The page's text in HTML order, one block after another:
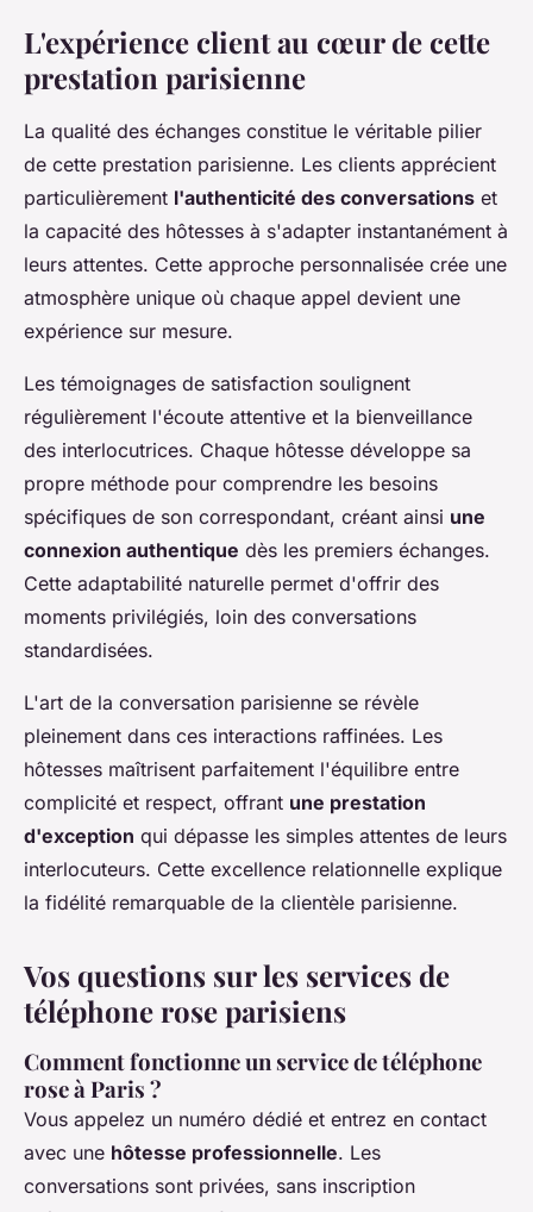
L'expérience client au cœur de cette
prestation parisienne
La qualité des échanges constitue le véritable pilier
de cette prestation parisienne. Les clients apprécient
particulièrement l'authenticité des conversations et
la capacité des hôtesses à s'adapter instantanément à
leurs attentes. Cette approche personnalisée crée une
atmosphère unique où chaque appel devient une
expérience sur mesure.
Les témoignages de satisfaction soulignent
régulièrement l'écoute attentive et la bienveillance
des interlocutrices. Chaque hôtesse développe sa
propre méthode pour comprendre les besoins
spécifiques de son correspondant, créant ainsi une
connexion authentique dès les premiers échanges.
Cette adaptabilité naturelle permet d'offrir des
moments privilégiés, loin des conversations
standardisées.
L'art de la conversation parisienne se révèle
pleinement dans ces interactions raffinées. Les
hôtesses maîtrisent parfaitement l'équilibre entre
complicité et respect, offrant une prestation
d'exception qui dépasse les simples attentes de leurs
interlocuteurs. Cette excellence relationnelle explique
la fidélité remarquable de la clientèle parisienne.
Vos questions sur les services de
téléphone rose parisiens
Comment fonctionne un service de téléphone
rose à Paris ?
Vous appelez un numéro dédié et entrez en contact
avec une hôtesse professionnelle. Les
conversations sont privées, sans inscription